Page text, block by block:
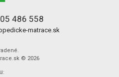
486 558
matrace.sk
© 2026
: